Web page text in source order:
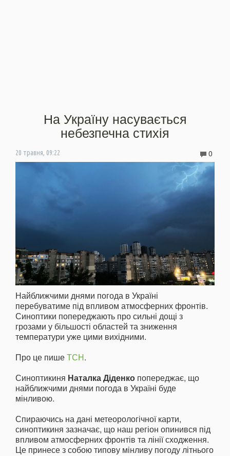
На Україну насувається
небезпечна стихія
20 травня, 09:22 0
Найближчими днями погода в Україні
перебуватиме під впливом атмосферних фронтів.
Синоптики попереджають про сильні дощі з
грозами у більшості областей та зниження
температури уже цими вихідними.
Про це пишеТСН.
Синоптикиня Наталка Діденко попереджає, що
найближчими днями погода в Україні буде
мінливою.
Спираючись на дані метеорологічної карти,
синоптикиня зазначає, що наш регіон опинився під
впливом атмосферних фронтів та лінії сходження.
Це принесе з собою типову мінливу погоду літнього